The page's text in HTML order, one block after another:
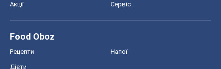
Акції Сервіс
Food Oboz
Рецепти Напої
Дієти